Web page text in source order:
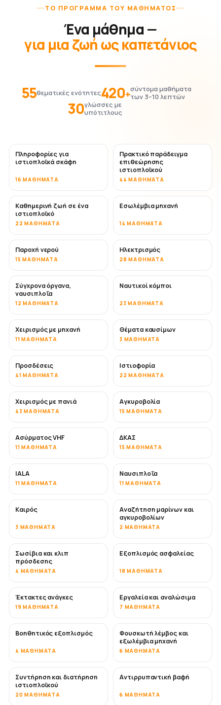
ΤΟ ΠΡΌΓΡΑΜΜΑ ΤΟΥ ΜΑΘΉΜΑΤΟΣ
Ένα μάθημα —
για μια ζωή ως καπετάνιος
55θεματικές ενότητες420+σύντομα μαθήματα
των 3–10 λεπτών
30γλώσσες με
υπότιτλους
Πληροφορίες για
ιστιοπλοϊκά σκάφη
16 ΜΑΘΉΜΑΤΑ
Πρακτικό παράδειγμα
επιθεώρησης
ιστιοπλοϊκού
44 ΜΑΘΉΜΑΤΑ
Καθημερινή ζωή σε ένα
ιστιοπλοϊκό
22 ΜΑΘΉΜΑΤΑ
Εσωλέμβια μηχανή
14 ΜΑΘΉΜΑΤΑ
Παροχή νερού
15 ΜΑΘΉΜΑΤΑ
Ηλεκτρισμός
28 ΜΑΘΉΜΑΤΑ
Σύγχρονα όργανα,
ναυσιπλοΐα
12 ΜΑΘΉΜΑΤΑ
Ναυτικοί κόμποι
23 ΜΑΘΉΜΑΤΑ
Χειρισμός με μηχανή
11 ΜΑΘΉΜΑΤΑ
Θέματα καυσίμων
3 ΜΑΘΉΜΑΤΑ
Προσδέσεις
41 ΜΑΘΉΜΑΤΑ
Ιστιοφορία
22 ΜΑΘΉΜΑΤΑ
Χειρισμός με πανιά
43 ΜΑΘΉΜΑΤΑ
Αγκυροβολία
15 ΜΑΘΉΜΑΤΑ
Ασύρματος VHF
11 ΜΑΘΉΜΑΤΑ
ΔΚΑΣ
15 ΜΑΘΉΜΑΤΑ
IALA
11 ΜΑΘΉΜΑΤΑ
Ναυσιπλοΐα
11 ΜΑΘΉΜΑΤΑ
Καιρός
3 ΜΑΘΉΜΑΤΑ
Αναζήτηση μαρίνων και
αγκυροβολίων
2 ΜΑΘΉΜΑΤΑ
Σωσίβια και κλιπ
πρόσδεσης
4 ΜΑΘΉΜΑΤΑ
Εξοπλισμός ασφαλείας
18 ΜΑΘΉΜΑΤΑ
Έκτακτες ανάγκες
19 ΜΑΘΉΜΑΤΑ
Εργαλεία και αναλώσιμα
7 ΜΑΘΉΜΑΤΑ
Βοηθητικός εξοπλισμός
4 ΜΑΘΉΜΑΤΑ
Φουσκωτή λέμβος και
εξωλέμβια μηχανή
6 ΜΑΘΉΜΑΤΑ
Συντήρηση και διατήρηση
ιστιοπλοϊκού
20 ΜΑΘΉΜΑΤΑ
ΣΎΝΤΟΜΑ
Αντιρρυπαντική βαφή
6 ΜΑΘΉΜΑΤΑ